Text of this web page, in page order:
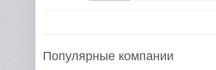
Популярные компании